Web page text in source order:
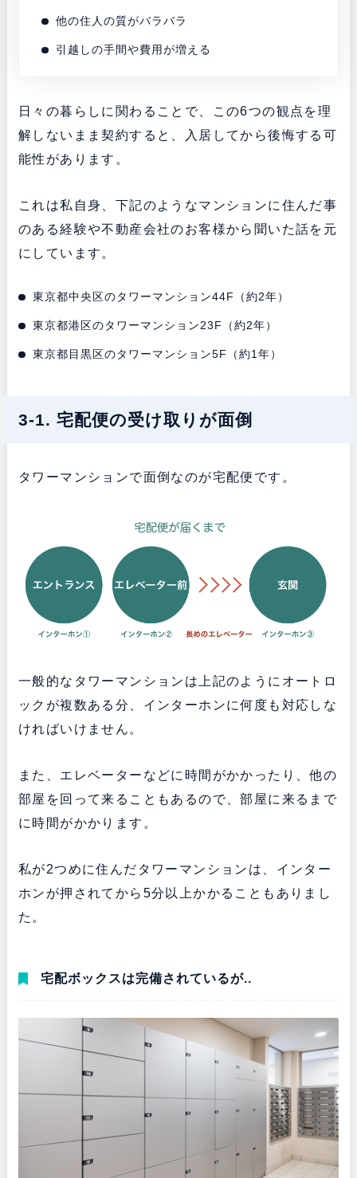
他の住人の質がバラバラ
引越しの手間や費用が増える
日々の暮らしに関わることで、この6つの観点を理
解しないまま契約すると、入居してから後悔する可
能性があります。
これは私自身、下記のようなマンションに住んだ事
のある経験や不動産会社のお客様から聞いた話を元
にしています。
東京都中央区のタワーマンション44F（約2年）
東京都港区のタワーマンション23F（約2年）
東京都目黒区のタワーマンション5F（約1年）
3-1. 宅配便の受け取りが面倒
タワーマンションで面倒なのが宅配便です。
一般的なタワーマンションは上記のようにオートロ
ックが複数ある分、インターホンに何度も対応しな
ければいけません。
また、エレベーターなどに時間がかかったり、他の
部屋を回って来ることもあるので、部屋に来るまで
に時間がかかります。
私が2つめに住んだタワーマンションは、インター
ホンが押されてから5分以上かかることもありまし
た。
宅配ボックスは完備されているが..